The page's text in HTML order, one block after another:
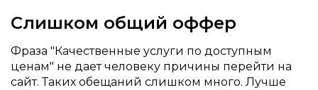
Слишком общий оффер
Фраза "Качественные услуги по доступным
ценам" не дает человеку причины перейти на
сайт. Таких обещаний слишком много. Лучше